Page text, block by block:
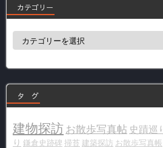
カテゴリー
カ
ー
タ グ
建物探訪 お散歩写真帖 史蹟巡
り 鎌倉史跡碑 掃苔 建築探訪 お散歩写真帳